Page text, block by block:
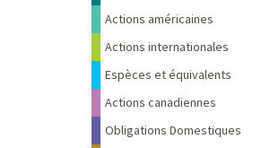
Actions américaines
Actions internationales
Espèces et équivalents
Actions canadiennes
Obligations Domestiques